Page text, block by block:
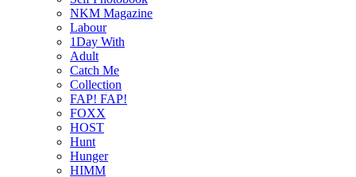
NKM Magazine
Labour
1Day With
Adult
Catch Me
Collection
FAP! FAP!
FOXX
HOST
Hunt
Hunger
HIMM